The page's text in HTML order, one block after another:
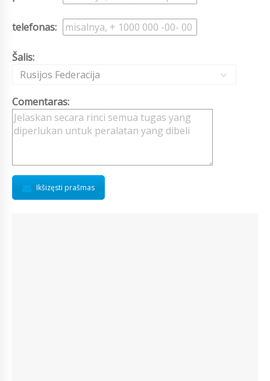
telefonas:
Šalis:
Rusijos Federacija
Comentaras:
Ikšizęsti prašmas